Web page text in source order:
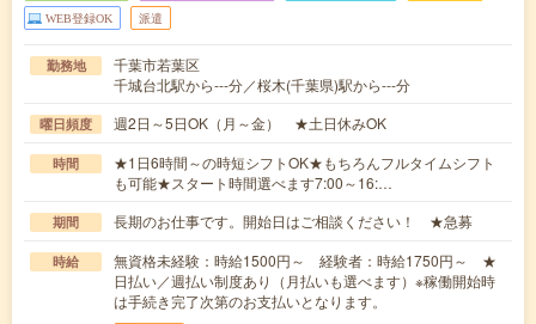
WEB登録OK 派遣
勤務地
千葉市若葉区
千城台北駅から---分／桜木(千葉県)駅から---分
曜日頻度 週2日～5日OK（月～金） ★土日休みOK
時間
★1日6時間～の時短シフトOK★もちろんフルタイムシフト
も可能★スタート時間選べます7:00～16:…
期間 長期のお仕事です。開始日はご相談ください！ ★急募
時給
無資格未経験：時給1500円～ 経験者：時給1750円～ ★
日払い／週払い制度あり（月払いも選べます）※稼働開始時
は手続き完了次第のお支払いとなります。